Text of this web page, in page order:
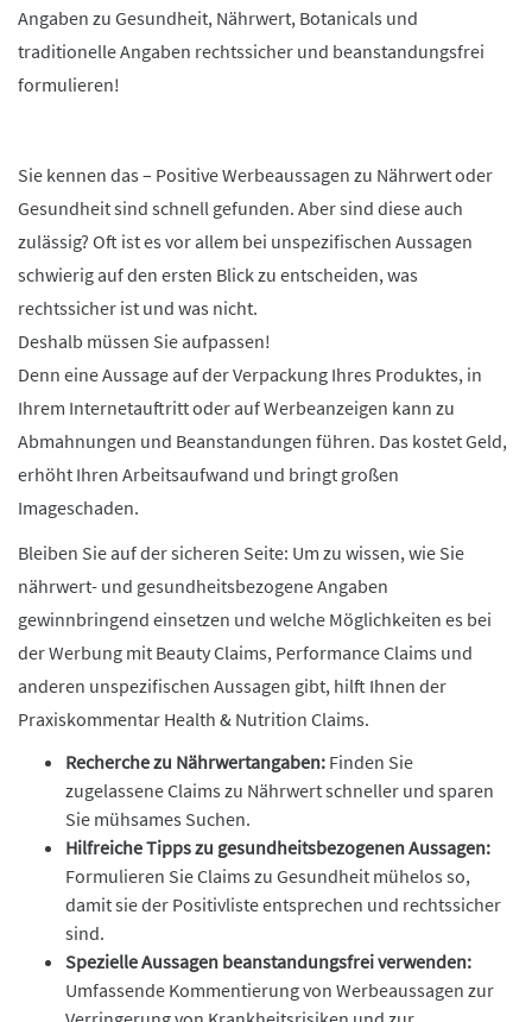
Angaben zu Gesundheit, Nährwert, Botanicals und
traditionelle Angaben rechtssicher und beanstandungsfrei
formulieren!
Sie kennen das – Positive Werbeaussagen zu Nährwert oder
Gesundheit sind schnell gefunden. Aber sind diese auch
zulässig? Oft ist es vor allem bei unspezifischen Aussagen
schwierig auf den ersten Blick zu entscheiden, was
rechtssicher ist und was nicht.
Deshalb müssen Sie aufpassen!
Denn eine Aussage auf der Verpackung Ihres Produktes, in
Ihrem Internetauftritt oder auf Werbeanzeigen kann zu
Abmahnungen und Beanstandungen führen. Das kostet Geld,
erhöht Ihren Arbeitsaufwand und bringt großen
Imageschaden.
Bleiben Sie auf der sicheren Seite: Um zu wissen, wie Sie
nährwert- und gesundheitsbezogene Angaben
gewinnbringend einsetzen und welche Möglichkeiten es bei
der Werbung mit Beauty Claims, Performance Claims und
anderen unspezifischen Aussagen gibt, hilft Ihnen der
Praxiskommentar Health & Nutrition Claims.
Recherche zu Nährwertangaben: Finden Sie
zugelassene Claims zu Nährwert schneller und sparen
Sie mühsames Suchen.
Hilfreiche Tipps zu gesundheitsbezogenen Aussagen:
Formulieren Sie Claims zu Gesundheit mühelos so,
damit sie der Positivliste entsprechen und rechtssicher
sind.
Spezielle Aussagen beanstandungsfrei verwenden:
Umfassende Kommentierung von Werbeaussagen zur